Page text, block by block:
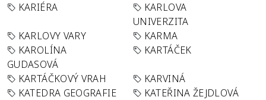
KARIÉRA
KARLOVA
UNIVERZITA
KARLOVY VARY
KARMA
KAROLÍNA
GUDASOVÁ
KARTÁČEK
KARTÁČKOVÝ VRAH
KARVINÁ
KATEDRA GEOGRAFIE
KATEŘINA ŽEJDLOVÁ